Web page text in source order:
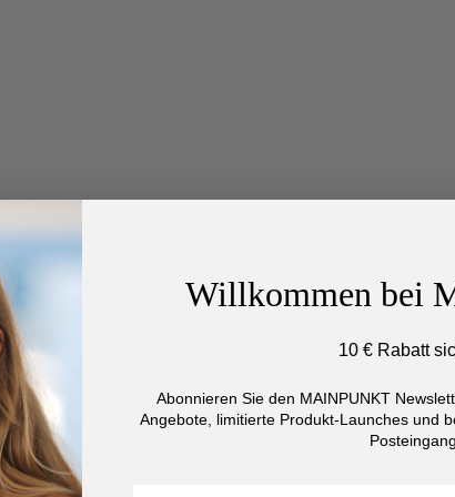
Willkommen bei
10 € Rabatt
Abonnieren Sie den MAINPUNKT
Angebote, limitierte Produkt-Launches und
Posteingang.